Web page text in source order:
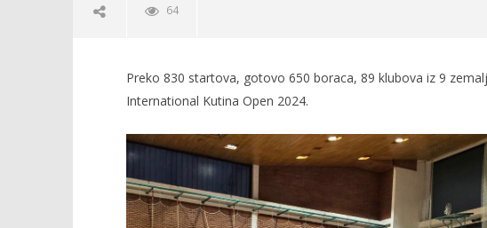
64
TRENUTNO OTVORENO
Preko 830 startova, gotovo 650 boraca, 89 klubova iz 9
International Kutina Open 2024.